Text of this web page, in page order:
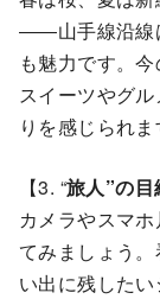
――山手線沿線
も魅力です。
スイーツやグ
りを感じられま
【3. “旅人”の
カメラやスマ
てみましょう
い出に残した